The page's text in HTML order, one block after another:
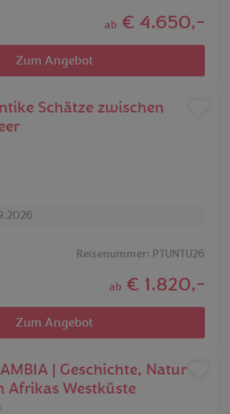
ab € 4.650,-
Zum Angebot
Schätze zwischen
Reisenummer: PTUNTU26
ab € 1.820,-
Zum Angebot
| Geschichte, Natur
Afrikas Westküste